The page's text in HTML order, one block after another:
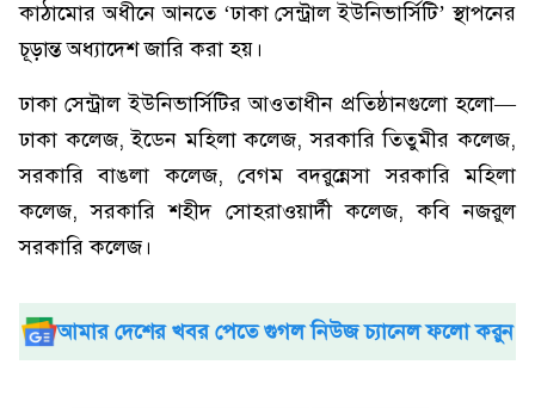
কাঠামোর অধীনে আনতে ‘ঢাকা সেন্ট্রাল ইউনিভার্সিটি’ স্থাপনের
চূড়ান্ত অধ্যাদেশ জারি করা হয়।
ঢাকা সেন্ট্রাল ইউনিভার্সিটির আওতাধীন প্রতিষ্ঠানগুলো হলো—
ঢাকা কলেজ, ইডেন মহিলা কলেজ, সরকারি তিতুমীর কলেজ,
সরকারি বাঙলা কলেজ, বেগম বদরুন্নেসা সরকারি মহিলা
কলেজ, সরকারি শহীদ সোহরাওয়ার্দী কলেজ, কবি নজরুল
সরকারি কলেজ।
আমার দেশের খবর পেতে গুগল নিউজ চ্যানেল ফলো করুন